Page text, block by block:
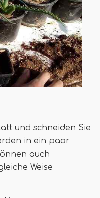
und schneiden Sie
in ein paar
auch
Weise